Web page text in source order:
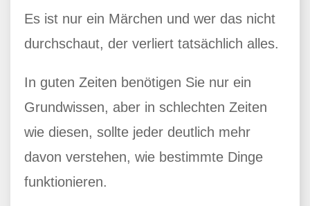
Es ist nur ein Märchen und wer das nicht
durchschaut, der verliert tatsächlich alles.
In guten Zeiten benötigen Sie nur ein
Grundwissen, aber in schlechten Zeiten
wie diesen, sollte jeder deutlich mehr
davon verstehen, wie bestimmte Dinge
funktionieren.